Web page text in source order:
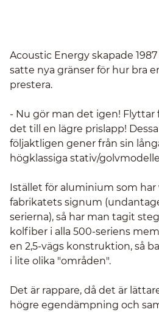
Acoustic Energy skapade
satte nya gränser för hur bra
prestera.
- Nu gör man det igen! Flyttar
det till en lägre prislapp!
följaktligen gener från sin
högklassiga stativ/
Istället för aluminium som har
fabrikatets signum
serierna), så har man tagit
kolfiber i alla 500-seriens
en 2,5-vägs konstruktion, så
i lite olika "områden".
Det är rappare, då det är
högre egendämpning och